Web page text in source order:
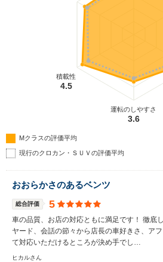
運転のしやすさ
3.6
積載性
4.5
Mクラスの評価平均
現行のクロカン・ＳＵＶの評価平均
おおらかさのあるベンツ
総合評価 5
車の品質、お店の対応ともに満足です！ 徹底
ヤード、会話の節々から店長の車好きさ、ア
て対応いただけるところが決め手でし…
ヒカルさん